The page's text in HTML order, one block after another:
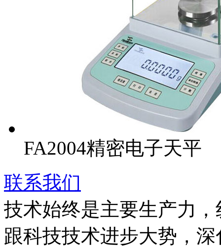
FA2004精密电子天平
联系我们
技术始终是主要生产力
跟科技技术进步大势，